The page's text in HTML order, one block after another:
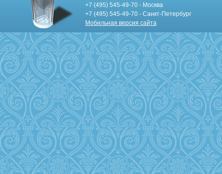
+7 (495) 545-49-70 - Москва
+7 (495) 545-49-70 - Санкт-Петербург
Мобильная версия сайта